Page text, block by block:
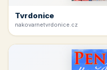
Tvrdonice
nakovarnetvrdonice.cz